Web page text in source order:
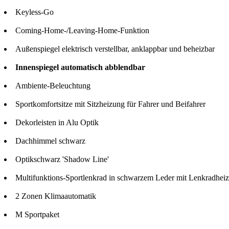
Keyless-Go
Coming-Home-/Leaving-Home-Funktion
Außenspiegel elektrisch verstellbar, anklappbar und beheizbar
Innenspiegel automatisch abblendbar
Ambiente-Beleuchtung
Sportkomfortsitze mit Sitzheizung für Fahrer und Beifahrer
Dekorleisten in Alu Optik
Dachhimmel schwarz
Optikschwarz 'Shadow Line'
Multifunktions-Sportlenkrad in schwarzem Leder mit
2 Zonen Klimaautomatik
M Sportpaket